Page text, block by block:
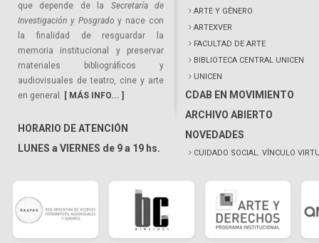
que depende de la Secretaría de
Investigación y Posgrado y nace con
la finalidad de resguardar la
memoria institucional y preservar
materiales bibliográficos y
audiovisuales de teatro, cine y arte
en general. [ MÁS INFO... ]
HORARIO DE ATENCIÓN
LUNES a VIERNES de 9 a 19 hs.
ARTE Y GÉNERO
ARTEXVER
FACULTAD DE ARTE
BIBLIOTECA CENTRAL UNICEN
UNICEN
CDAB EN MOVIMIENTO
ARCHIVO ABIERTO
NOVEDADES
CUIDADO SOCIAL. VÍNCULO